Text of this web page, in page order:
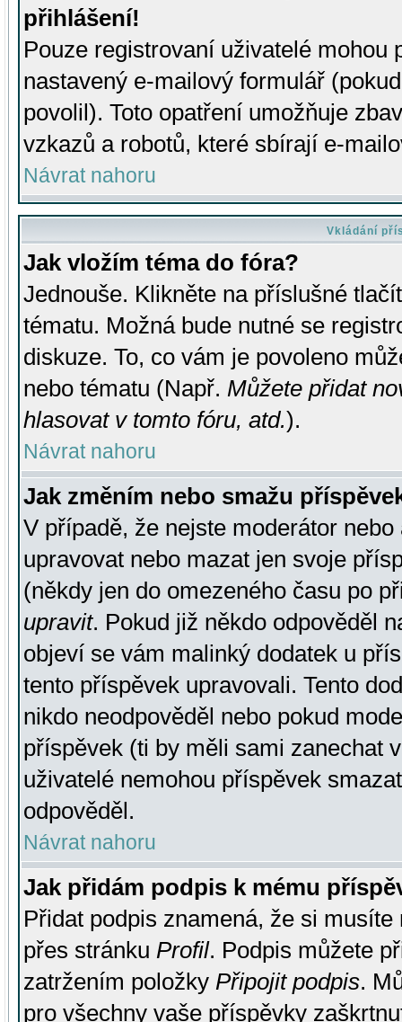
přihlášení!
Pouze registrovaní uživatelé mohou
nastavený e-mailový formulář
povolil). Toto opatření umožňuje
vzkazů a robotů, které sbírají e-
Návrat nahoru
Vkládání
Jak vložím téma do fóra?
Jednouše. Klikněte na příslušné
tématu. Možná bude nutné se
diskuze. To, co vám je povoleno
nebo tématu (Např. Můžete přidat
hlasovat v tomto fóru, atd.).
Návrat nahoru
Jak změním nebo smažu
V případě, že nejste moderátor
upravovat nebo mazat jen svoje
(někdy jen do omezeného času po
upravit. Pokud již někdo odpověděl
objeví se vám malinký dodatek u
tento příspěvek upravovali. Tento
nikdo neodpověděl nebo pokud
příspěvek (ti by měli sami zanechat
uživatelé nemohou příspěvek
odpověděl.
Návrat nahoru
Jak přidám podpis k mému
Přidat podpis znamená, že si
přes stránku Profil. Podpis můžete
zatržením položky Připojit podpis.
pro všechny vaše příspěvky